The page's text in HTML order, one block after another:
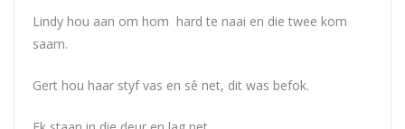
Lindy hou aan om hom hard te naai en die twee kom
saam.
Gert hou haar styf vas en sê net, dit was befok.